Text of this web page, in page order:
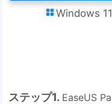
 Windows
ステップ1. EaseUS